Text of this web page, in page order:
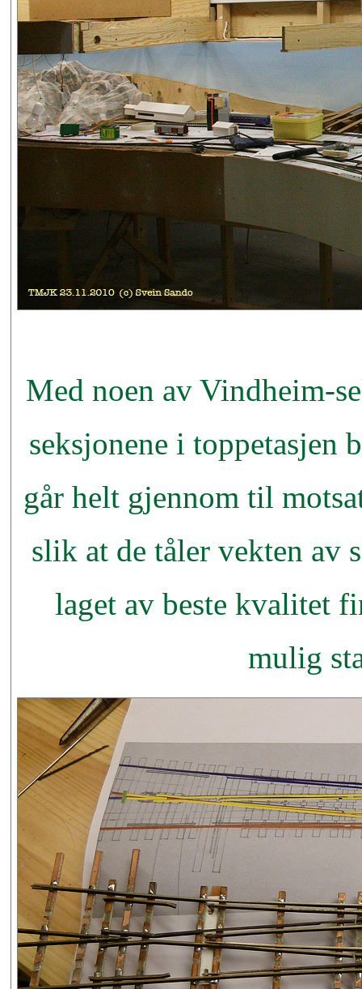
Med noen av Vindheim-
seksjonene i toppetasjen
går helt gjennom til
slik at de tåler vekten av
laget av beste kvalitet
mulig